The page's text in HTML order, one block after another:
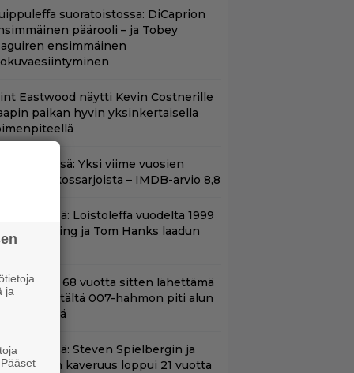
suoratoistossa: DiCaprion
päärooli – ja Tobey
ensimmäinen
Eastwood näytti Kevin Costnerille
paikan hyvin yksinkertaisella
Netflixissä: Yksi viime vuosien
rikossarjoista – IMDB-arvio 8,8
tv:ssä: Loistoleffa vuodelta 1999
King ja Tom Hanks laadun
luojan 68 vuotta sitten lähettämä
löytyi – tältä 007-hahmon piti alun
näyttää
tv:ssä: Steven Spielbergin ja
Cruisen kaveruus loppui 21 vuotta
ja